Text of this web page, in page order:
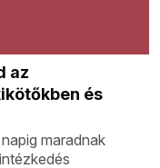
az
és
maradnak